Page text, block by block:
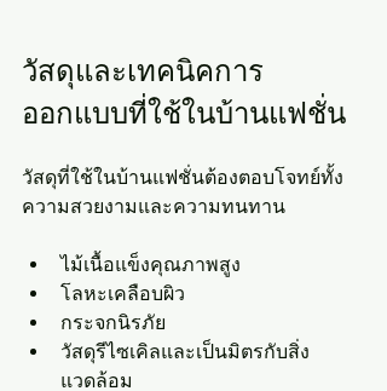
วัสดุและเทคนิคการ
ออกแบบที่ใช้ในบ้านแฟชั่น
วัสดุที่ใช้ในบ้านแฟชั่นต้องตอบโจทย์ทั้ง
ความสวยงามและความทนทาน
ไม้เนื้อแข็งคุณภาพสูง
โลหะเคลือบผิว
กระจกนิรภัย
วัสดุรีไซเคิลและเป็นมิตรกับสิ่ง
แวดล้อม